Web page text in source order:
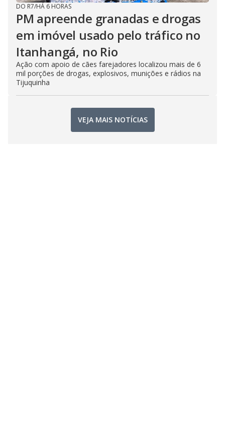
DO R7/HÁ 6 HORAS
PM apreende granadas e drogas
em imóvel usado pelo tráfico no
Itanhangá, no Rio
Ação com apoio de cães farejadores localizou mais de 6
mil porções de drogas, explosivos, munições e rádios na
Tijuquinha
VEJA MAIS NOTÍCIAS